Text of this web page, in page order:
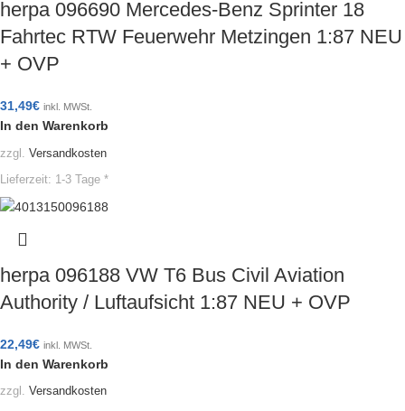
herpa 096690 Mercedes-Benz Sprinter 18
Fahrtec RTW Feuerwehr Metzingen 1:87 NEU
+ OVP
31,49€ inkl. MWSt.
In den Warenkorb
zzgl. Versandkosten
Lieferzeit: 1-3 Tage *
herpa 096188 VW T6 Bus Civil Aviation
Authority / Luftaufsicht 1:87 NEU + OVP
22,49€ inkl. MWSt.
In den Warenkorb
zzgl. Versandkosten